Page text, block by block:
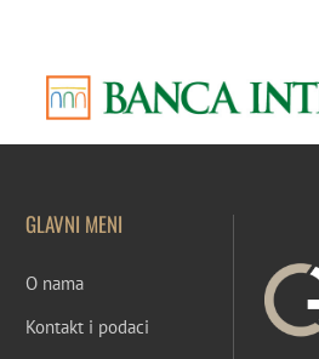
GLAVNI MENI
O nama
Kontakt i podaci